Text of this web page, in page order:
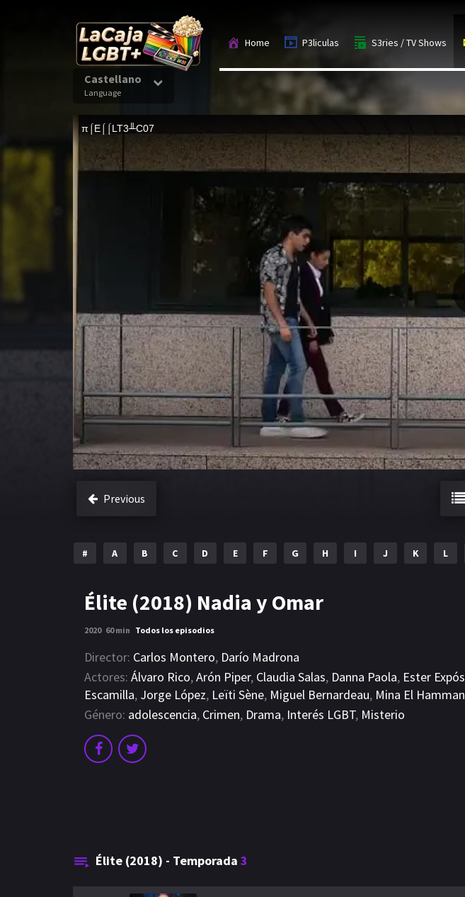
Home P3liculas S3ries / TV Shows
Castellano
Language
Previous
# A B C D E F G H I J K L
Élite (2018) Nadia y Omar
2020 60 min Todos los episodios
Director: Carlos Montero, Darío Madrona
Actores: Álvaro Rico,Arón Piper, Claudia Salas, Danna Paola, Ester
Escamilla, Jorge López, Leïti Sène, Miguel Bernardeau, Mina El
Género: adolescencia, Crimen, Drama, Interés LGBT, Misterio
Élite (2018) - Temporada 3